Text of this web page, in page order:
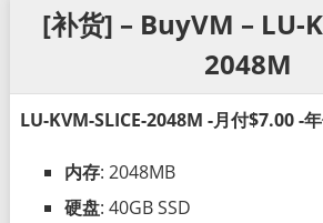
[补货] – BuyVM – LU-
2048M
LU-KVM-SLICE-2048M -月付$7.00 -
内存: 2048MB
硬盘: 40GB SSD